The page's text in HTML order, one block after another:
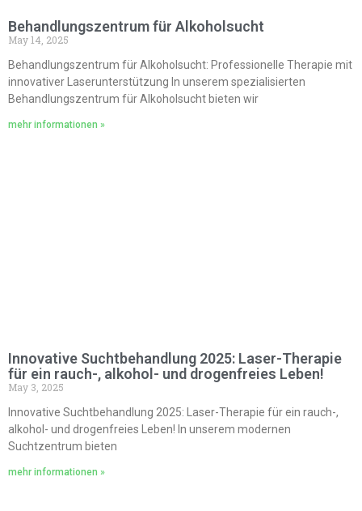
Behandlungszentrum für Alkoholsucht
May 14, 2025
Behandlungszentrum für Alkoholsucht: Professionelle Therapie mit
innovativer Laserunterstützung In unserem spezialisierten
Behandlungszentrum für Alkoholsucht bieten wir
mehr informationen »
Innovative Suchtbehandlung 2025: Laser-Therapie
für ein rauch-, alkohol- und drogenfreies Leben!
May 3, 2025
Innovative Suchtbehandlung 2025: Laser-Therapie für ein rauch-,
alkohol- und drogenfreies Leben! In unserem modernen
Suchtzentrum bieten
mehr informationen »